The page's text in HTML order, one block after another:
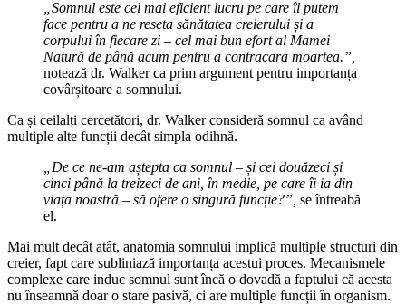
„Somnul este cel mai eficient lucru pe care îl putem
face pentru a ne reseta sănătatea creierului și a
corpului în fiecare zi – cel mai bun efort al Mamei
Natură de până acum pentru a contracara moartea.”,
notează dr. Walker ca prim argument pentru importanța
covârșitoare a somnului.
Ca și ceilalți cercetători, dr. Walker consideră somnul ca având
multiple alte funcții decât simpla odihnă.
„De ce ne-am aștepta ca somnul – și cei douăzeci și
cinci până la treizeci de ani, în medie, pe care îi ia din
viața noastră – să ofere o singură funcție?”, se întreabă
el.
Mai mult decât atât, anatomia somnului implică multiple structuri din
creier, fapt care subliniază importanța acestui proces. Mecanismele
complexe care induc somnul sunt încă o dovadă a faptului că acesta
nu înseamnă doar o stare pasivă, ci are multiple funcții în organism.